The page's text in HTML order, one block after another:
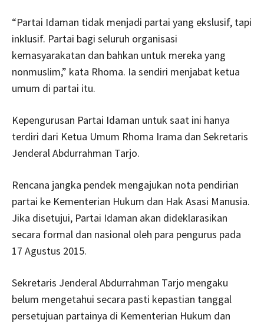
“Partai Idaman tidak menjadi partai yang ekslusif, tapi
inklusif. Partai bagi seluruh organisasi
kemasyarakatan dan bahkan untuk mereka yang
nonmuslim,” kata Rhoma. Ia sendiri menjabat ketua
umum di partai itu.
Kepengurusan Partai Idaman untuk saat ini hanya
terdiri dari Ketua Umum Rhoma Irama dan Sekretaris
Jenderal Abdurrahman Tarjo.
Rencana jangka pendek mengajukan nota pendirian
partai ke Kementerian Hukum dan Hak Asasi Manusia.
Jika disetujui, Partai Idaman akan dideklarasikan
secara formal dan nasional oleh para pengurus pada
17 Agustus 2015.
Sekretaris Jenderal Abdurrahman Tarjo mengaku
belum mengetahui secara pasti kepastian tanggal
persetujuan partainya di Kementerian Hukum dan